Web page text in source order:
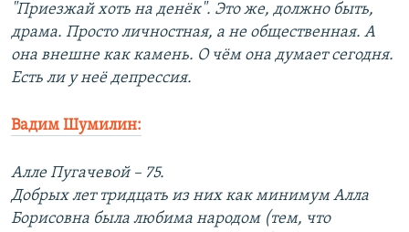
"Приезжай хоть на денёк". Это же, должно быть,
драма. Просто личностная, а не общественная. А
она внешне как камень. О чём она думает сегодня.
Есть ли у неё депрессия.
Вадим Шумилин:
Алле Пугачевой – 75.
Добрых лет тридцать из них как минимум Алла
Борисовна была любима народом (тем, что